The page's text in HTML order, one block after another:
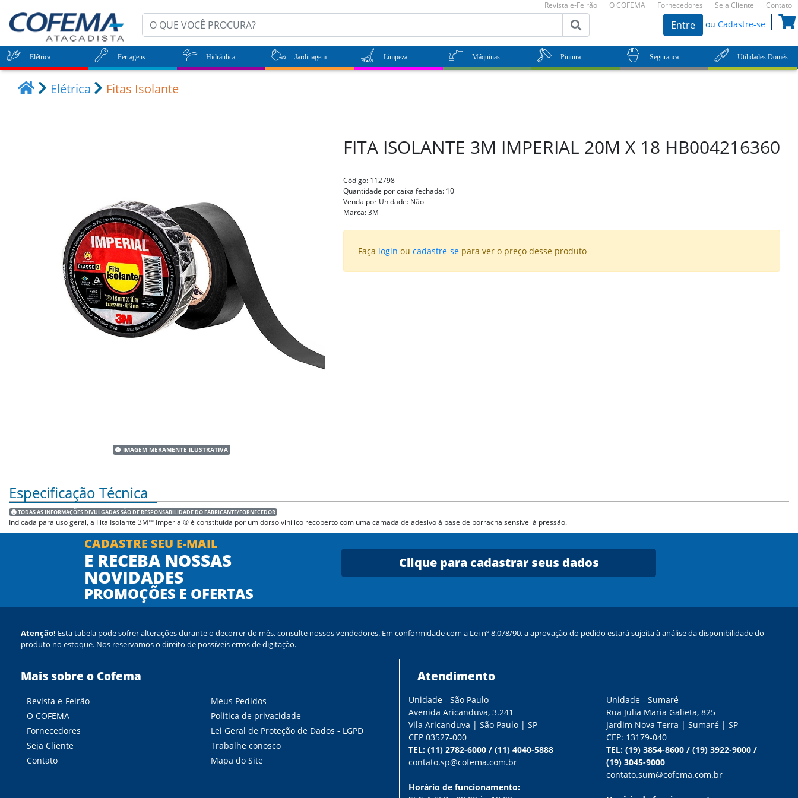
Revista e-Feirão O COFEMA Fornecedores Seja Cliente Contato
Entre ou Cadastre-se
Elétrica Ferragens Hidráulica Jardinagem Limpeza Máquinas Pintura Seguranca Utilidades Domésticas
Elétrica Fitas Isolante
IMAGEM MERAMENTE ILUSTRATIVA
FITA ISOLANTE 3M IMPERIAL 20M X 18 HB004216360
Código:112798
Quantidade por caixa fechada:10
Venda por Unidade:Não
Marca:3M
Faça login ou cadastre-separa ver o preço desse produto
Especificação Técnica
TODAS AS INFORMAÇÕES DIVULGADAS SÃO DE RESPONSABILIDADE DO FABRICANTE/FORNECEDOR
Indicada para uso geral, a Fita Isolante 3M™ Imperial® é constituída por um dorso vinílico recoberto com uma camada de adesivo à base de borracha sensível à pressão.
CADASTRE SEU E-MAIL
E RECEBA NOSSAS
NOVIDADES
PROMOÇÕES E OFERTAS
Clique para cadastrar seus dados
Atenção! Esta tabela pode sofrer alterações durante o decorrer do mês, consulte nossos vendedores. Em conformidade com a Lei nº 8.078/90, a aprovação do pedido estará sujeita à análise da disponibilidade do
produto no estoque. Nos reservamos o direito de possíveis erros de digitação.
Mais sobre o Cofema
Revista e-Feirão
O COFEMA
Fornecedores
Seja Cliente
Contato
Meus Pedidos
Politica de privacidade
Lei Geral de Proteção de Dados - LGPD
Trabalhe conosco
Mapa do Site
Atendimento
Unidade - São Paulo
Avenida Aricanduva, 3.241
Vila Aricanduva | São Paulo | SP
CEP 03527-000
TEL: (11) 2782-6000 / (11) 4040-5888
contato.sp@cofema.com.br
Horário de funcionamento:
Unidade - Sumaré
Rua Julia Maria Galieta, 825
Jardim Nova Terra | Sumaré | SP
CEP: 13179-040
TEL: (19) 3854-8600 / (19) 3922-9000 /
(19) 3045-9000
contato.sum@cofema.com.br